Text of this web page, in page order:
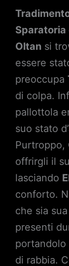
Sparatoria
Oltansi
essere
preoccupa
di colpa.
pallottola
suo stato
Purtroppo,
offrirgli il
lasciando
conforto.
che sia
presenti
portandolo
di rabbia.